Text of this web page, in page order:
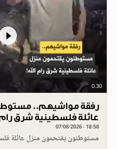
0.30
رفقة مواشيهم..
عائلة فلسطينية شرق رام
07/08/2026 - 18:58
مستوطنون يقتحمون منزل عائلة